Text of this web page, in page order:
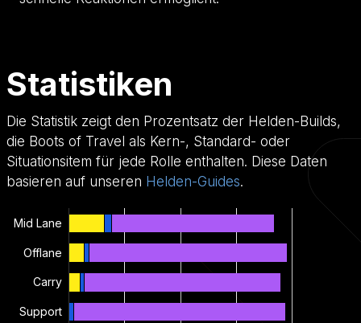
Statistiken
Die Statistik zeigt den Prozentsatz der Helden-Builds,
die Boots of Travel als Kern-, Standard- oder
Situationsitem für jede Rolle enthalten. Diese Daten
basieren auf unseren Helden-Guides.
Mid Lane
Offlane
Carry
Support